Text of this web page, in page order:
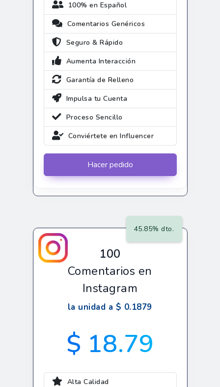
100% en Español
Comentarios Genéricos
Seguro & Rápido
Aumenta Interacción
Garantía de Relleno
Impulsa tu Cuenta
Proceso Sencillo
Conviértete en Influencer
Hacer pedido
45.85% dto.
100
Comentarios en
Instagram
la unidad a $ 0.1879
$ 18.79
Alta Calidad